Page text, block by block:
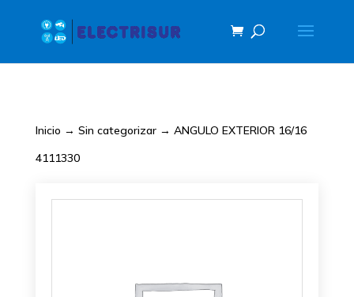
Inicio → Sin categorizar→ ANGULO EXTERIOR 16/16
4111330